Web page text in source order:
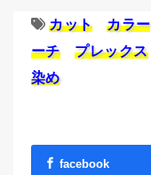
カット カラー
ーチ
プレックス
染め
facebook